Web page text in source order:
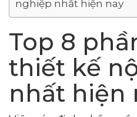
nghiệp nhất hiện nay
Top 8
thiết kế
nhất hiện